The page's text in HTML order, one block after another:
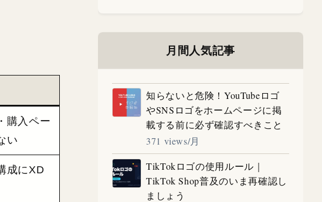
購入ペー
い
成にXD
月間人気記事
知らないと危険！YouTubeロゴ
やSNSロゴをホームページに掲
載する前に必ず確認すべきこと
371 views/月
TikTokロゴの使用ルール｜
TikTok Shop普及のいま再確認し
ましょう